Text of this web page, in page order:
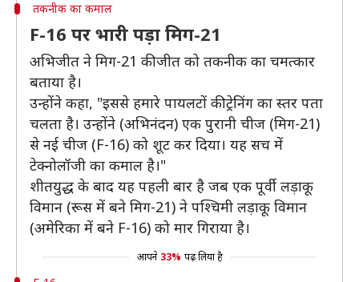
तकनीक का कमाल
F-16 पर भारी पड़ा मिग-21
अभिजीत ने मिग-21 की जीत को तकनीक का चमत्कार
बताया है।
उन्होंने कहा, "इससे हमारे पायलटों की ट्रेनिंग का स्तर पता
चलता है। उन्होंने (अभिनंदन) एक पुरानी चीज (मिग-21)
से नई चीज (F-16) को शूट कर दिया। यह सच में
टेक्नोलॉजी का कमाल है।"
शीतयुद्ध के बाद यह पहली बार है जब एक पूर्वी लड़ाकू
विमान (रूस में बने मिग-21) ने पश्चिमी लड़ाकू विमान
(अमेरिका में बने F-16) को मार गिराया है।
आपने 33% पढ़ लिया है